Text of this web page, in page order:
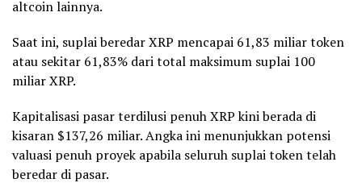
altcoin lainnya.
Saat ini, suplai beredar XRP mencapai 61,83 miliar token
atau sekitar 61,83% dari total maksimum suplai 100
miliar XRP.
Kapitalisasi pasar terdilusi penuh XRP kini berada di
kisaran $137,26 miliar. Angka ini menunjukkan potensi
valuasi penuh proyek apabila seluruh suplai token telah
beredar di pasar.